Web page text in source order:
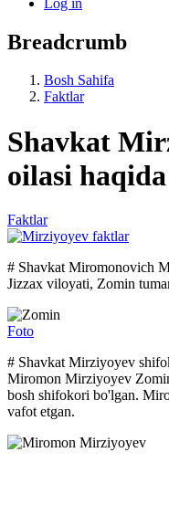
Breadcrumb
Bosh Sahifa
Faktlar
Shavkat
oilasi
Faktlar
# Shavkat Miromonovich
Jizzax viloyati, Zomin
Foto
# Shavkat Mirziyoyev
Miromon Mirziyoyev
bosh shifokori bo'lgan.
vafot etgan.